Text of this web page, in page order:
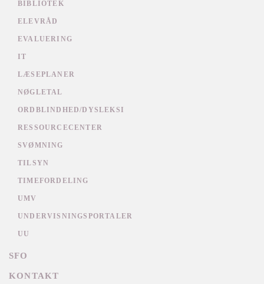
BIBLIOTEK
ELEVRÅD
EVALUERING
IT
LÆSEPLANER
NØGLETAL
ORDBLINDHED/DYSLEKSI
RESSOURCECENTER
SVØMNING
TILSYN
TIMEFORDELING
UMV
UNDERVISNINGSPORTALER
UU
SFO
KONTAKT